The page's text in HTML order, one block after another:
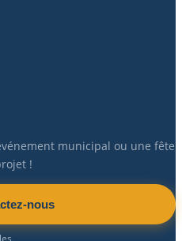
municipal ou une fête
!
nous